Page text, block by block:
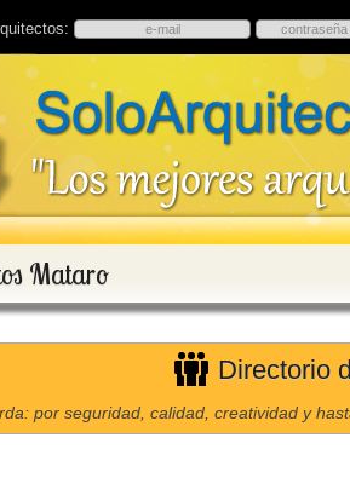
Mataro
Directorio
por seguridad, calidad, creatividad y